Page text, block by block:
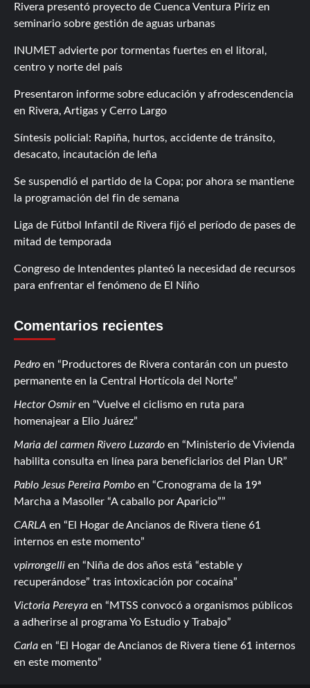
Rivera presentó proyecto de Cuenca Ventura Píriz en
seminario sobre gestión de aguas urbanas
INUMET advierte por tormentas fuertes en el litoral,
centro y norte del país
Presentaron informe sobre educación y afrodescendencia
en Rivera, Artigas y Cerro Largo
Síntesis policial: Rapiña, hurtos, accidente de tránsito,
desacato, incautación de leña
Se suspendió el partido de la Copa; por ahora se mantiene
la programación del fin de semana
Liga de Fútbol Infantil de Rivera fijó el período de pases de
mitad de temporada
Congreso de Intendentes planteó la necesidad de recursos
para enfrentar el fenómeno de El Niño
Comentarios recientes
Pedro en
Productores de Rivera contarán con un puesto
permanente en la Central Hortícola del Norte
Hector Osmiren
Vuelve el ciclismo en ruta para
homenajear a Elio Juárez
Maria del carmen Rivero Luzardo en
Ministerio de Vivienda
habilita consulta en línea para beneficiarios del Plan UR
Pablo Jesus Pereira Pombo en
Cronograma de la 19ª
Marcha a Masoller “A caballo por Aparicio”
CARLA en
El Hogar de Ancianos de Rivera tiene 61
internos en este momento
vpirrongelli en
Niña de dos años está “estable y
recuperándose” tras intoxicación por cocaína
Victoria Pereyra en
MTSS convocó a organismos públicos
a adherirse al programa Yo Estudio y Trabajo
Carla en
El Hogar de Ancianos de Rivera tiene 61 internos
en este momento